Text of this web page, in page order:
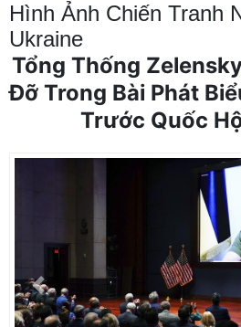
Hình Ảnh Chiến Tranh
Ukraine
Tổng Thống
Đỡ Trong Bài Phát
Trước Quốc
Previous